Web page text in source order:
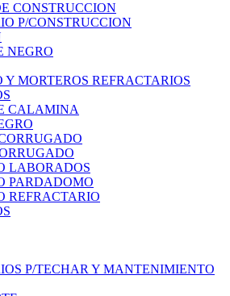
CONSTRUCCION
P/CONSTRUCCION
NEGRO
Y MORTEROS REFRACTARIOS
CALAMINA
LABORADOS
PARDADOMO
REFRACTARIO
P/TECHAR Y MANTENIMIENTO